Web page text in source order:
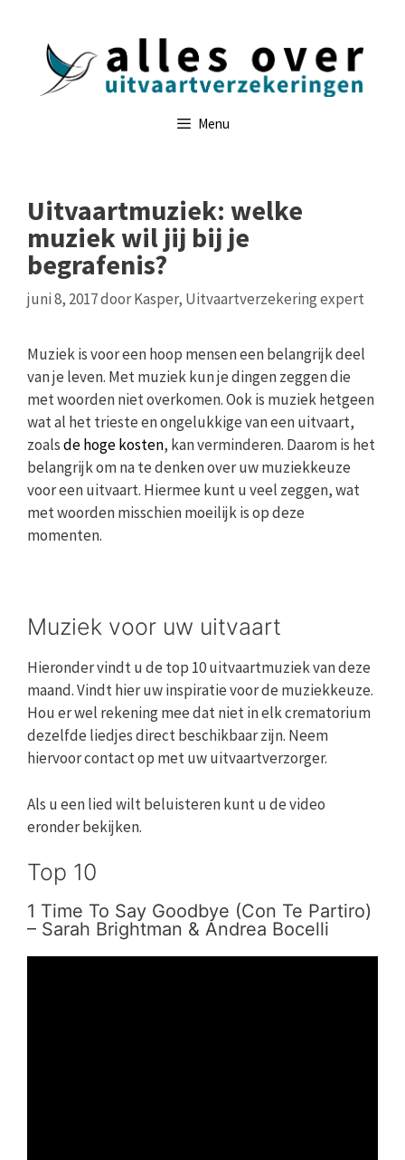
Menu
Uitvaartmuziek: welke
muziek wil jij bij je
begrafenis?
juni 8, 2017doorKasper, Uitvaartverzekering expert
Muziek is voor een hoop mensen een belangrijk deel
van je leven. Met muziek kun je dingen zeggen die
met woorden niet overkomen. Ook is muziek hetgeen
wat al het trieste en ongelukkige van een uitvaart,
zoalsde hoge kosten, kan verminderen. Daarom is het
belangrijk om na te denken over uw muziekkeuze
voor een uitvaart. Hiermee kunt u veel zeggen, wat
met woorden misschien moeilijk is op deze
momenten.
Muziek voor uw uitvaart
Hieronder vindt u de top 10 uitvaartmuziek van deze
maand. Vindt hier uw inspiratie voor de muziekkeuze.
Hou er wel rekening mee dat niet in elk crematorium
dezelfde liedjes direct beschikbaar zijn. Neem
hiervoor contact op met uw uitvaartverzorger.
Als u een lied wilt beluisteren kunt u de video
eronder bekijken.
Top 10
1 Time To Say Goodbye (Con Te Partiro)
– Sarah Brightman & Andrea Bocelli